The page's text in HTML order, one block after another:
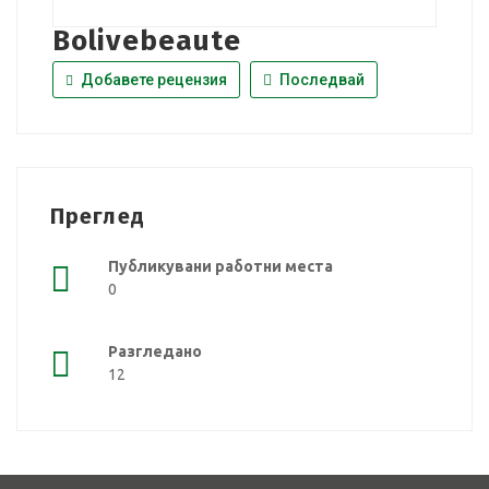
Bolivebeaute
Добавете рецензия Последвай
Преглед
Публикувани работни места
0
Разгледано
12